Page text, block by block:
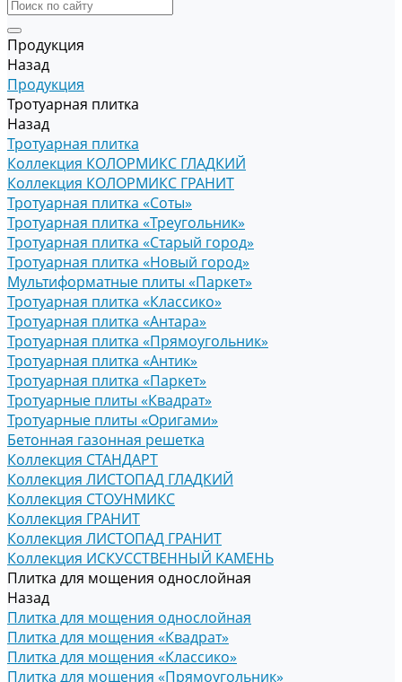
Продукция
Назад
Продукция
Тротуарная плитка
Назад
Тротуарная плитка
Коллекция КОЛОРМИКС ГЛАДКИЙ
Коллекция КОЛОРМИКС ГРАНИТ
Тротуарная плитка «Соты»
Тротуарная плитка «Треугольник»
Тротуарная плитка «Старый город»
Тротуарная плитка «Новый город»
Мультиформатные плиты «Паркет»
Тротуарная плитка «Классико»
Тротуарная плитка «Антара»
Тротуарная плитка «Прямоугольник»
Тротуарная плитка «Антик»
Тротуарная плитка «Паркет»
Тротуарные плиты «Квадрат»
Тротуарные плиты «Оригами»
Бетонная газонная решетка
Коллекция СТАНДАРТ
Коллекция ЛИСТОПАД ГЛАДКИЙ
Коллекция СТОУНМИКС
Коллекция ГРАНИТ
Коллекция ЛИСТОПАД ГРАНИТ
Коллекция ИСКУССТВЕННЫЙ КАМЕНЬ
Плитка для мощения однослойная
Назад
Плитка для мощения однослойная
Плитка для мощения «Квадрат»
Плитка для мощения «Классико»
Плитка для мощения «Прямоугольник»